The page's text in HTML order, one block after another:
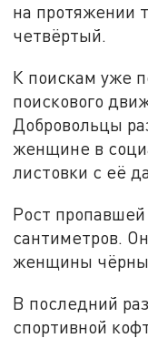
на протяжении
четвёртый.
К поискам уже
поискового
Добровольцы
женщине в
листовки с её
Рост
сантиметров.
женщины
В последний
спортивной